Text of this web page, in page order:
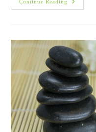
Continue Reading
Ένα
Ημερήσιο